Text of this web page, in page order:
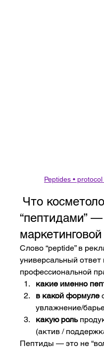
Peptides •
Что
“пептидами”
Слово “peptide” в
универсальный ответ
профессиональной
какие именно
в какой формуле
увлажнение/
какую роль
(актив /
Пептиды — это не